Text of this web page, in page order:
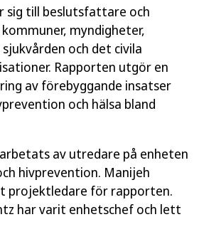
sig till beslutsfattare och
myndigheter,
och det civila
Rapporten utgör en
av förebyggande insatser
och hälsa bland
av utredare på enheten
hivprevention. Manijeh
projektledare för rapporten.
har varit enhetschef och lett